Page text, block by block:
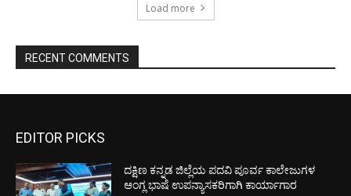
Load more
RECENT COMMENTS
EDITOR PICKS
ದಕ್ಷಿಣ ಕನ್ನಡ ಜಿಲ್ಲೆಯ ಪದವಿ ಪೂರ್ವ ಕಾಲೇಜುಗಳ
ಆಂಗ್ಲ ಭಾಷೆ ಉಪನ್ಯಾಸಕರಿಗಾಗಿ ಕಾರ್ಯಾಗಾರ